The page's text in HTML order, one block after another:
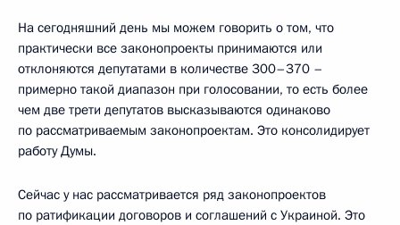
На сегодняшний день мы можем говорить о том, что
практически все законопроекты принимаются или
отклоняются депутатами в количестве 300–370 –
примерно такой диапазон при голосовании, то есть более
чем две трети депутатов высказываются одинаково
по рассматриваемым законопроектам. Это консолидирует
работу Думы.
Сейчас у нас рассматривается ряд законопроектов
по ратификации договоров и соглашений с Украиной. Это